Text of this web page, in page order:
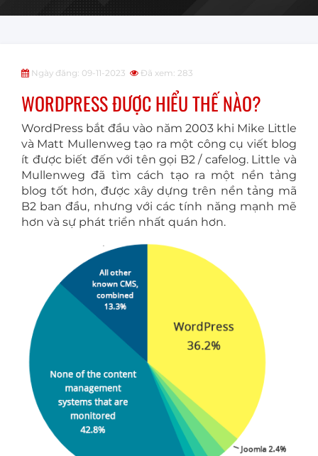
Ngày đăng: 09-11-2023 Đã xem: 283
WORDPRESS ĐƯỢC HIỂU THẾ NÀO?
WordPress bắt đầu vào năm 2003 khi Mike Little
và Matt Mullenweg tạo ra một công cụ viết blog
ít được biết đến với tên gọi B2 / cafelog. Little và
Mullenweg đã tìm cách tạo ra một nền tảng
blog tốt hơn, được xây dựng trên nền tảng mã
B2 ban đầu, nhưng với các tính năng mạnh mẽ
hơn và sự phát triển nhất quán hơn.